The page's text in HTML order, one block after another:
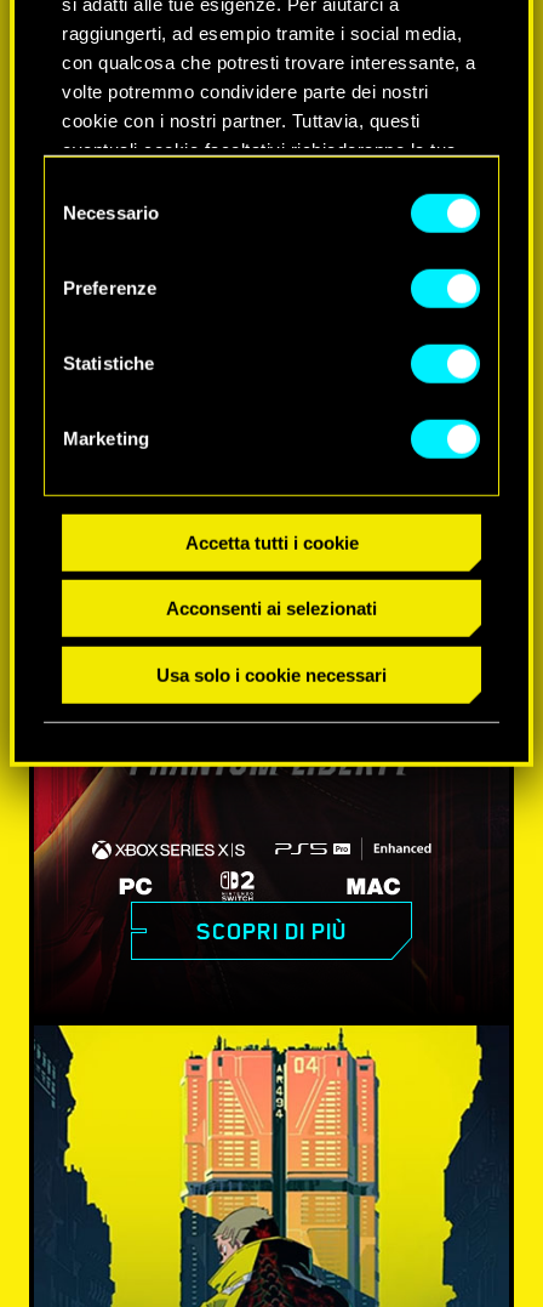
raggiungerti, ad esempio tramite i social media,
con qualcosa che potresti trovare interessante, a
volte potremmo condividere parte dei nostri
cookie con i nostri partner. Tuttavia, questi
eventuali cookie facoltativi richiederanno la tua
Tutti i dettagli su come utilizziamo i cookie e su
disponibili nel menu "Impostazioni" qui sotto.
delNecessario
Preferenze
Statistiche
Marketing
Accetta tutti i cookie
Acconsenti ai selezionati
Usa solo i cookie necessari
SCOPRI DI PIÙ